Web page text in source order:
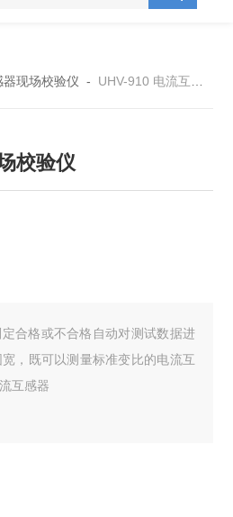
器现场校验仪 - UHV-910 电流互感器现场校验仪
校验仪
合格或不合格自动对测试数据进
，既可以测量标准变比的电流互
互感器